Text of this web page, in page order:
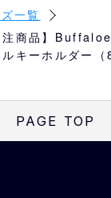
嶋、廣岡、頓
一覧
注商品】
キーホルダー
PAGE TOP